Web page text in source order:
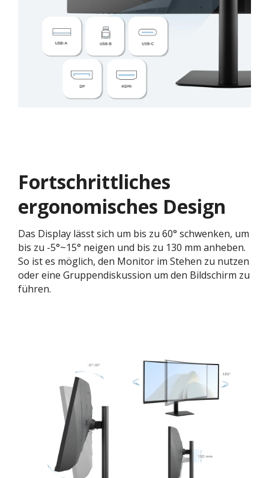
Fortschrittliches
ergonomisches Design
Das Display lässt sich um bis zu 60° schwenken, um
bis zu -5°~15° neigen und bis zu 130 mm anheben.
So ist es möglich, den Monitor im Stehen zu nutzen
oder eine Gruppendiskussion um den Bildschirm zu
führen.